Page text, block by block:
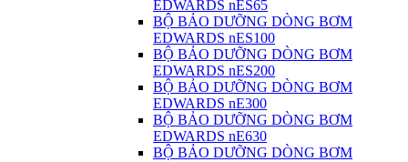
EDWARDS nES65
BỘ BẢO DƯỠNG DÒNG BƠM
EDWARDS nES100
BỘ BẢO DƯỠNG DÒNG BƠM
EDWARDS nES200
BỘ BẢO DƯỠNG DÒNG BƠM
EDWARDS nE300
BỘ BẢO DƯỠNG DÒNG BƠM
EDWARDS nE630
BỘ BẢO DƯỠNG DÒNG BƠM